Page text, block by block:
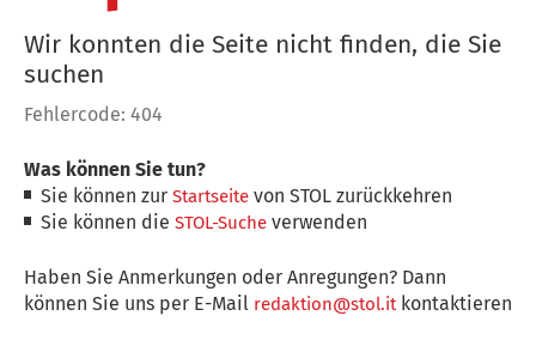
Wir konnten die Seite nicht finden, die Sie
suchen
Fehlercode: 404
Was können Sie tun?
Sie können zurStartseite von STOL zurückkehren
Sie können dieSTOL-Suche verwenden
Haben Sie Anmerkungen oder Anregungen? Dann
können Sie uns per E-Mail redaktion@stol.itkontaktieren